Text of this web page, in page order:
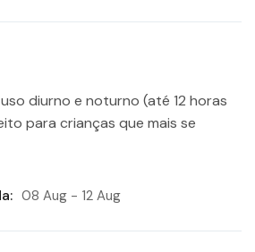
diurno e noturno (até 12 horas
para crianças que mais se
08 Aug - 12 Aug